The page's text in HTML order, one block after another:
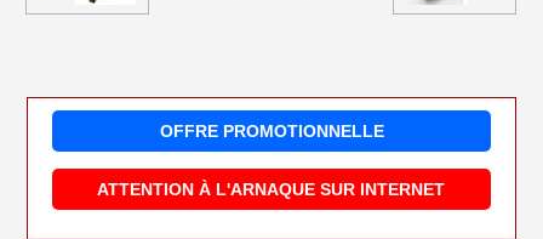
OFFRE PROMOTIONNELLE
ATTENTION À L'ARNAQUE SUR INTERNET